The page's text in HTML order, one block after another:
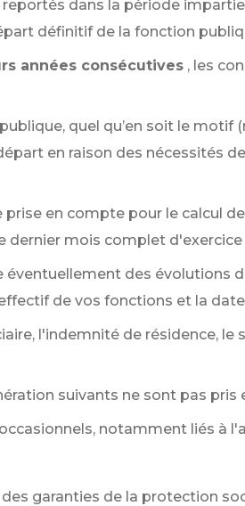
reportés dans la période
définitif de la fonction
années consécutives , les
quel qu’en soit le motif
en raison des nécessités
en compte pour le calcul
dernier mois complet
des évolutions
de vos fonctions et la
l'indemnité de résidence,
suivants ne sont pas pris
notamment liés à
garanties de la protection